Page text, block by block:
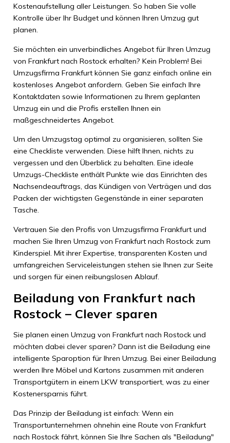
Kostenaufstellung aller Leistungen. So haben Sie volle
Kontrolle über Ihr Budget und können Ihren Umzug gut
planen.
Sie möchten ein unverbindliches Angebot für Ihren Umzug
von Frankfurt nach Rostock erhalten? Kein Problem! Bei
Umzugsfirma Frankfurt können Sie ganz einfach online ein
kostenloses Angebot anfordern. Geben Sie einfach Ihre
Kontaktdaten sowie Informationen zu Ihrem geplanten
Umzug ein und die Profis erstellen Ihnen ein
maßgeschneidertes Angebot.
Um den Umzugstag optimal zu organisieren, sollten Sie
eine Checkliste verwenden. Diese hilft Ihnen, nichts zu
vergessen und den Überblick zu behalten. Eine ideale
Umzugs-Checkliste enthält Punkte wie das Einrichten des
Nachsendeauftrags, das Kündigen von Verträgen und das
Packen der wichtigsten Gegenstände in einer separaten
Tasche.
Vertrauen Sie den Profis von Umzugsfirma Frankfurt und
machen Sie Ihren Umzug von Frankfurt nach Rostock zum
Kinderspiel. Mit ihrer Expertise, transparenten Kosten und
umfangreichen Serviceleistungen stehen sie Ihnen zur Seite
und sorgen für einen reibungslosen Ablauf.
Beiladung von Frankfurt nach
Rostock – Clever sparen
Sie planen einen Umzug von Frankfurt nach Rostock und
möchten dabei clever sparen? Dann ist die Beiladung eine
intelligente Sparoption für Ihren Umzug. Bei einer Beiladung
werden Ihre Möbel und Kartons zusammen mit anderen
Transportgütern in einem LKW transportiert, was zu einer
Kostenersparnis führt.
Das Prinzip der Beiladung ist einfach: Wenn ein
Transportunternehmen ohnehin eine Route von Frankfurt
nach Rostock fährt, können Sie Ihre Sachen als "Beiladung"